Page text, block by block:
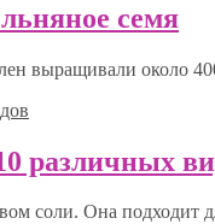
семя
выращивали около
различных
соли. Она подходит